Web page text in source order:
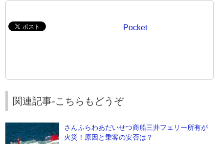
Pocket
関連記事-こちらもどうぞ
さんふらわあだいせつ商船三井フェリー所有が
火災！原因と乗客の安否は？